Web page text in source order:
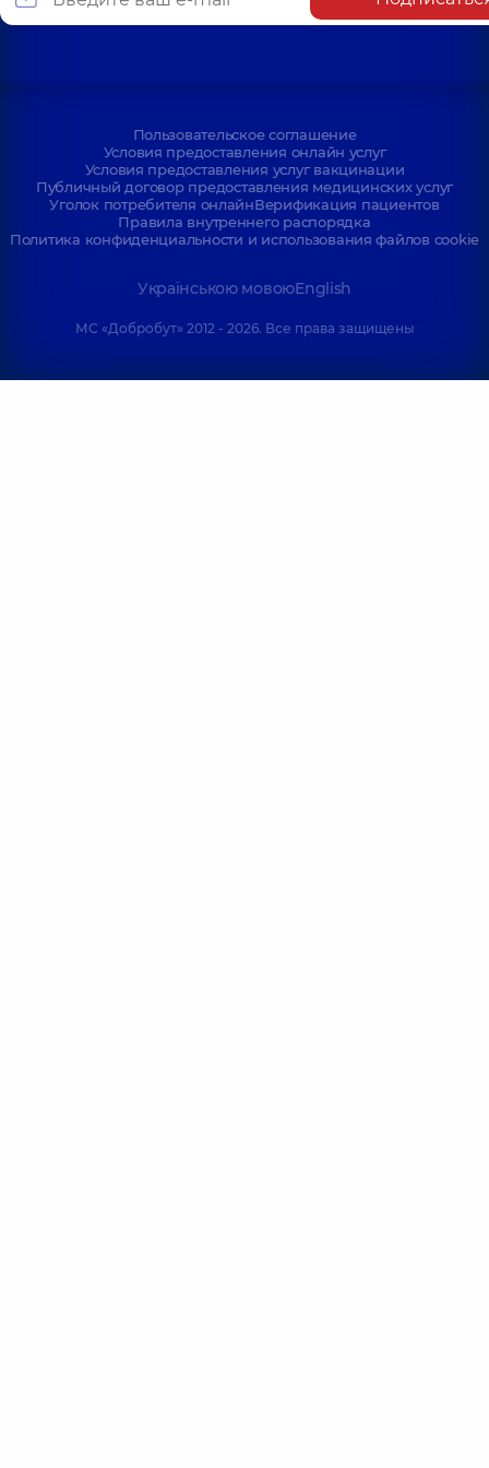
Пользовательское соглашение
Условия предоставления онлайн услуг
Условия предоставления услуг вакцинации
Публичный договор предоставления медицинских услуг
Уголок потребителя онлайнВерификация пациентов
Правила внутреннего распорядка
Политика конфиденциальности и использования файлов cookie
Українською мовоюEnglish
МС «Добробут» 2012 - 2026. Все права защищены